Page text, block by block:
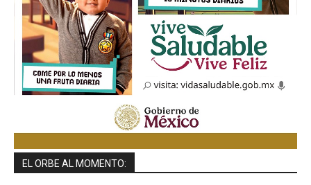
EL ORBE AL MOMENTO: